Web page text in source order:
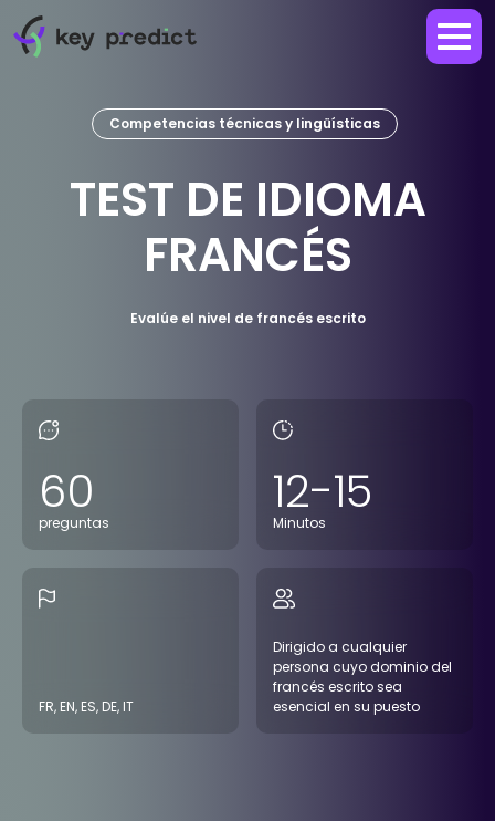
Competencias técnicas y lingüísticas
TEST DE IDIOMA
FRANCÉS
Evalúe el nivel de francés escrito
60
preguntas
12-15
Minutos
FR, EN, ES, DE, IT
Dirigido a cualquier
persona cuyo dominio del
francés escrito sea
esencial en su puesto